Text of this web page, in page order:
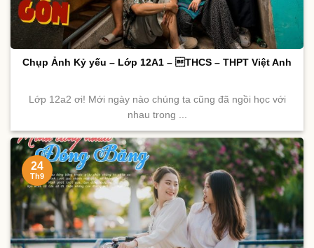
Chụp Ảnh Kỷ yếu – Lớp 12A1 – THCS – THPT Việt Anh
Lớp 12a2 ơi! Mới ngày nào chúng ta cũng đã ngồi học với
nhau trong ...
24
Th9